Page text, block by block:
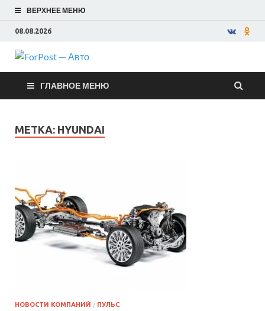
ВЕРХНЕЕ МЕНЮ
08.08.2026
ForPost —
Авто
ГЛАВНОЕ МЕНЮ
МЕТКА: HYUNDAI
НОВОСТИ КОМПАНИЙ / ПУЛЬС